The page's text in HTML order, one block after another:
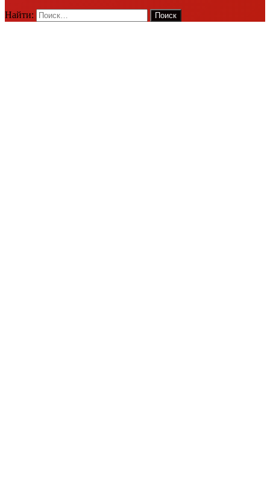
Найти: